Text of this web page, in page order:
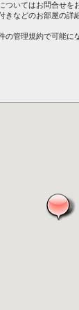
いてはお問合せを
などのお部屋の詳
管理規約で可能